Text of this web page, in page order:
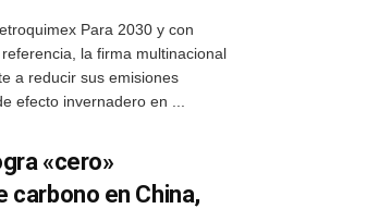
Para 2030 y con
la firma multinacional
a reducir sus emisiones
efecto invernadero en ...
«cero»
carbono en China,